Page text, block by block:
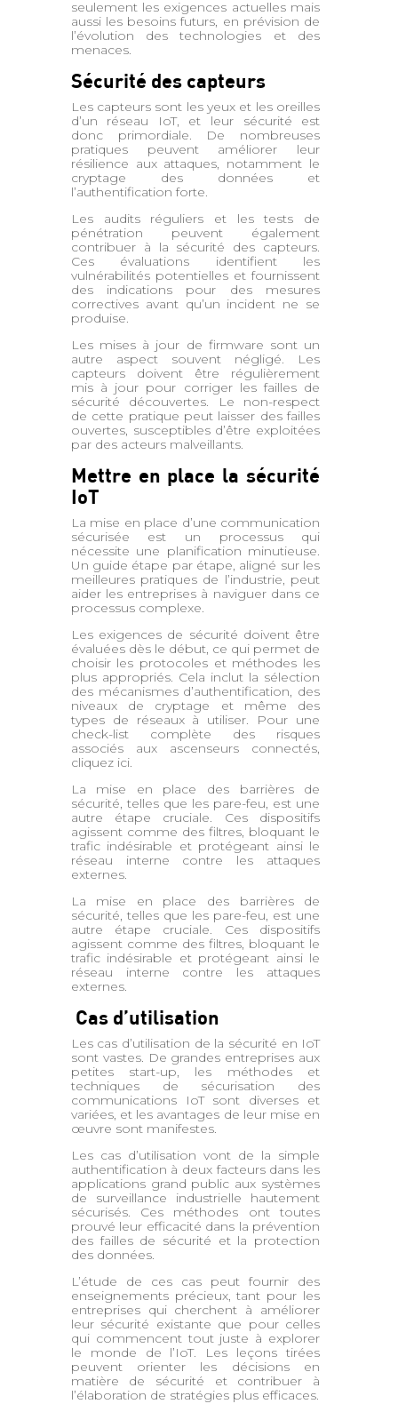
seulement les exigences actuelles mais
aussi les besoins futurs, en prévision de
l’évolution des technologies et des
menaces.
Sécurité des capteurs
Les capteurs sont les yeux et les oreilles
d’un réseau IoT, et leur sécurité est
donc primordiale. De nombreuses
pratiques peuvent améliorer leur
résilience aux attaques, notamment le
cryptage des données et
l’authentification forte.
Les audits réguliers et les tests de
pénétration peuvent également
contribuer à la sécurité des capteurs.
Ces évaluations identifient les
vulnérabilités potentielles et fournissent
des indications pour des mesures
correctives avant qu’un incident ne se
produise.
Les mises à jour de firmware sont un
autre aspect souvent négligé. Les
capteurs doivent être régulièrement
mis à jour pour corriger les failles de
sécurité découvertes. Le non-respect
de cette pratique peut laisser des failles
ouvertes, susceptibles d’être exploitées
par des acteurs malveillants.
Mettre en place la sécurité
IoT
La mise en place d’une communication
sécurisée est un processus qui
nécessite une planification minutieuse.
Un guide étape par étape, aligné sur les
meilleures pratiques de l’industrie, peut
aider les entreprises à naviguer dans ce
processus complexe.
Les exigences de sécurité doivent être
évaluées dès le début, ce qui permet de
choisir les protocoles et méthodes les
plus appropriés. Cela inclut la sélection
des mécanismes d’authentification, des
niveaux de cryptage et même des
types de réseaux à utiliser. Pour une
check-list complète des risques
associés aux ascenseurs connectés,
cliquez ici.
La mise en place des barrières de
sécurité, telles que les pare-feu, est une
autre étape cruciale. Ces dispositifs
agissent comme des filtres, bloquant le
trafic indésirable et protégeant ainsi le
réseau interne contre les attaques
externes.
La mise en place des barrières de
sécurité, telles que les pare-feu, est une
autre étape cruciale. Ces dispositifs
agissent comme des filtres, bloquant le
trafic indésirable et protégeant ainsi le
réseau interne contre les attaques
externes.
Cas d’utilisation
Les cas d’utilisation de la sécurité en IoT
sont vastes. De grandes entreprises aux
petites start-up, les méthodes et
techniques de sécurisation des
communications IoT sont diverses et
variées, et les avantages de leur mise en
œuvre sont manifestes.
Les cas d’utilisation vont de la simple
authentification à deux facteurs dans les
applications grand public aux systèmes
de surveillance industrielle hautement
sécurisés. Ces méthodes ont toutes
prouvé leur efficacité dans la prévention
des failles de sécurité et la protection
des données.
L’étude de ces cas peut fournir des
enseignements précieux, tant pour les
entreprises qui cherchent à améliorer
leur sécurité existante que pour celles
qui commencent tout juste à explorer
le monde de l’IoT. Les leçons tirées
peuvent orienter les décisions en
matière de sécurité et contribuer à
l’élaboration de stratégies plus efficaces.